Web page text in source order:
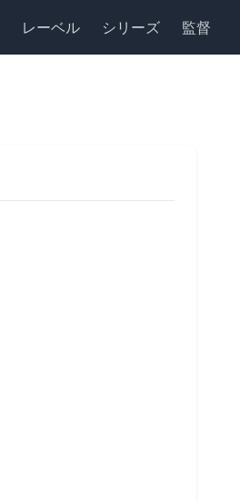
レーベル シリーズ 監督